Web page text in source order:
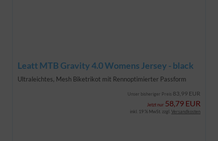
Leatt MTB Gravity 4.0 Womens Jersey - black
Ultraleichtes, Mesh Biketrikot mit Rennoptimierter Passform
Unser bisheriger Preis 83,99 EUR
Jetzt nur 58,79 EUR
inkl. 19 % MwSt. zzgl. Versandkosten